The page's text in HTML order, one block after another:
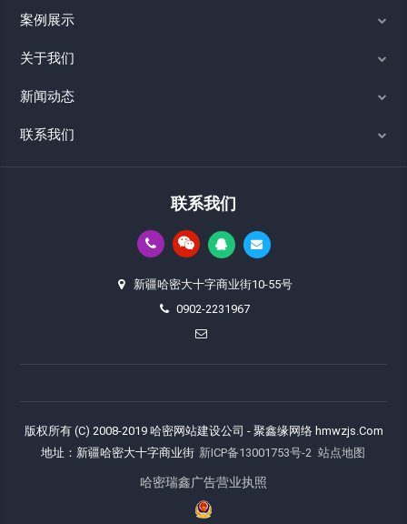
案例展示
关于我们
新闻动态
联系我们
联系我们
新疆哈密大十字商业街10-55号
0902-2231967
版权所有 (C) 2008-2019 哈密网站建设公司 - 聚鑫缘网络 hmwzjs.Com
地址：新疆哈密大十字商业街 新ICP备13001753号-2 站点地图
哈密瑞鑫广告营业执照